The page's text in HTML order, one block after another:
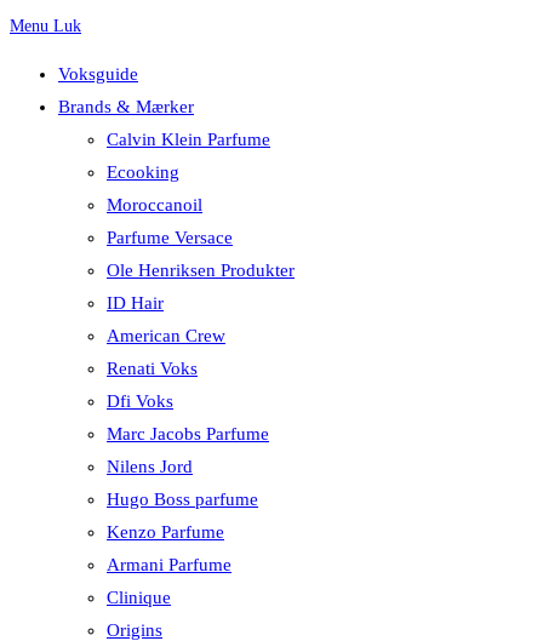
Menu Luk
Voksguide
Brands & Mærker
Calvin Klein Parfume
Ecooking
Moroccanoil
Parfume Versace
Ole Henriksen Produkter
ID Hair
American Crew
Renati Voks
Dfi Voks
Marc Jacobs Parfume
Nilens Jord
Hugo Boss parfume
Kenzo Parfume
Armani Parfume
Clinique
Origins